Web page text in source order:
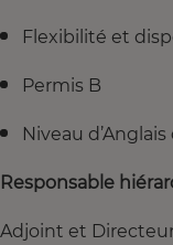
Flexibilité et
Permis B
Niveau
Responsable
Adjoint et